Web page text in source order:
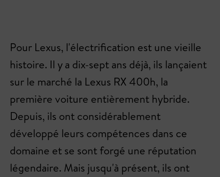
Pour Lexus, l'électrification est une vieille
histoire. Il y a dix-sept ans déjà, ils lançaient
sur le marché la Lexus RX 400h, la
première voiture entièrement hybride.
Depuis, ils ont considérablement
développé leurs compétences dans ce
domaine et se sont forgé une réputation
légendaire. Mais jusqu'à présent, ils ont